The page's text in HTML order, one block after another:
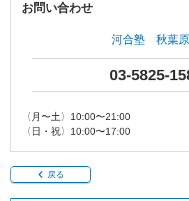
お問い合わせ
河合塾 秋葉
03-5825-
〈月〜土〉10:00〜21:00
〈日・祝〉10:00〜17:00
戻る